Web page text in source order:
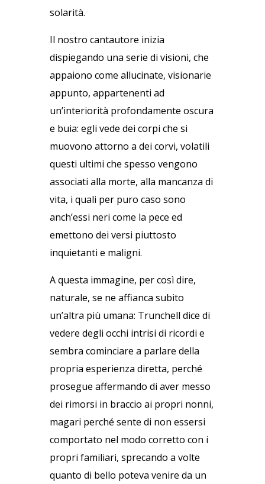
solarità.
Il nostro cantautore inizia
dispiegando una serie di visioni, che
appaiono come allucinate, visionarie
appunto, appartenenti ad
un’interiorità profondamente oscura
e buia: egli vede dei corpi che si
muovono attorno a dei corvi, volatili
questi ultimi che spesso vengono
associati alla morte, alla mancanza di
vita, i quali per puro caso sono
anch’essi neri come la pece ed
emettono dei versi piuttosto
inquietanti e maligni.
A questa immagine, per così dire,
naturale, se ne affianca subito
un’altra più umana: Trunchell dice di
vedere degli occhi intrisi di ricordi e
sembra cominciare a parlare della
propria esperienza diretta, perché
prosegue affermando di aver messo
dei rimorsi in braccio ai propri nonni,
magari perché sente di non essersi
comportato nel modo corretto con i
propri familiari, sprecando a volte
quanto di bello poteva venire da un